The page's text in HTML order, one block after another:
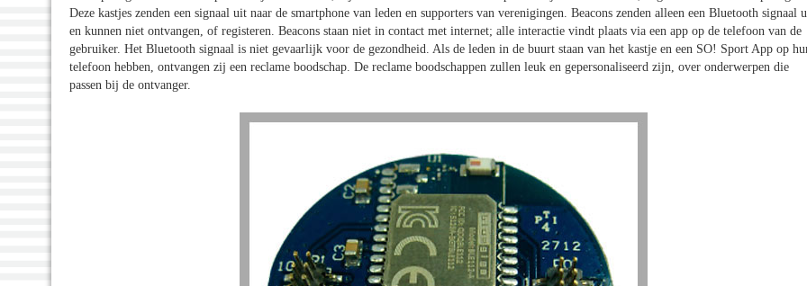
Deze kastjes zenden een signaal uit naar de smartphone van leden en supporters van verenigingen. Beacons zenden alleen een Bluetooth signaal
en kunnen niet ontvangen, of registeren. Beacons staan niet in contact met internet; alle interactie vindt plaats via een app op de telefoon van de
gebruiker. Het Bluetooth signaal is niet gevaarlijk voor de gezondheid. Als de leden in de buurt staan van het kastje en een SO! Sport App op
telefoon hebben, ontvangen zij een reclame boodschap. De reclame boodschappen zullen leuk en gepersonaliseerd zijn, over onderwerpen die
passen bij de ontvanger.